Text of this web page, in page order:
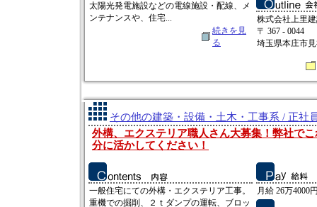
太陽光発電施設などの電線施設・配線、メ
ンテナンスや、住宅...
続きを見
る
株式会社上里
〒 367 - 0044
埼玉県本庄市
その他の建築・設備・土木・工事系 / 正社
外構、エクステリア職人さん大募集！弊社で
分に活かしてください！
一般住宅にての外構・エクステリア工事。
重機での掘削、２ｔダンプの運転、ブロッ
月給 26万4000